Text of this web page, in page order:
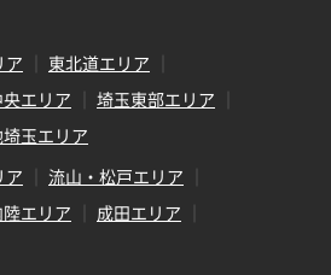
ア
東北道エリア
エリア
埼玉東部エリア
玉エリア
ア
流山・松戸エリア
エリア
成田エリア